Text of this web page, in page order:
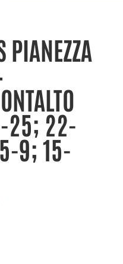
25; 22-
9; 15-